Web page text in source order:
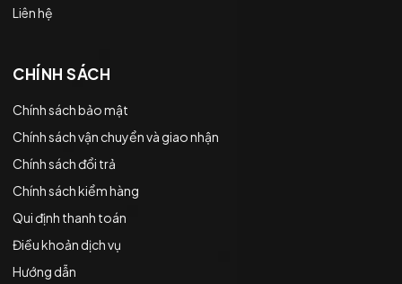
Liên hệ
CHÍNH SÁCH
Chính sách bảo mật
Chính sách vận chuyển và giao nhận
Chính sách đổi trả
Chính sách kiểm hàng
Qui định thanh toán
Điều khoản dịch vụ
Hướng dẫn